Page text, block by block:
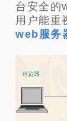
台安全的
用户能重
web服务